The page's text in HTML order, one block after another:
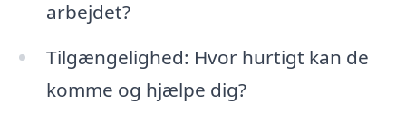
arbejdet?
Tilgængelighed: Hvor hurtigt kan de
komme og hjælpe dig?